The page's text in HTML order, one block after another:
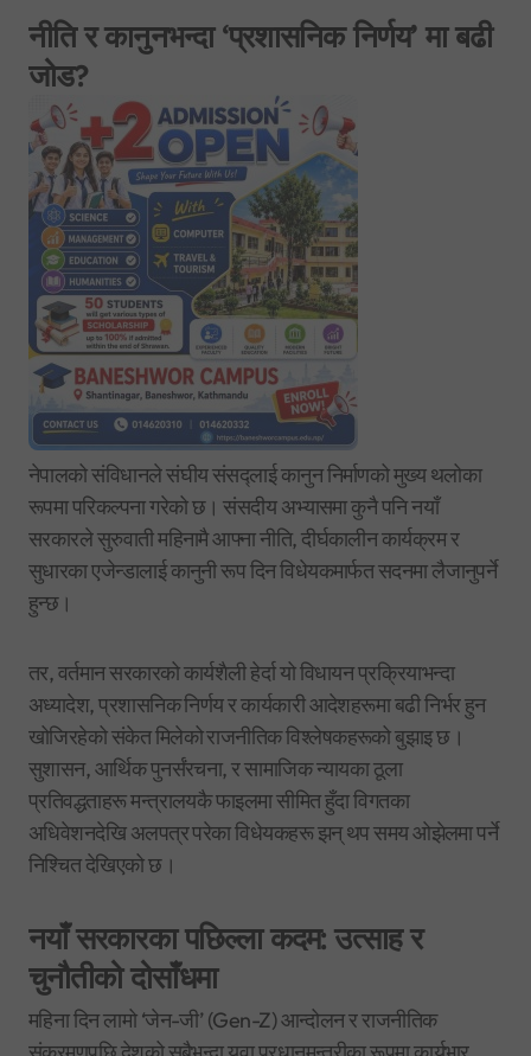
नीति र कानुनभन्दा ‘प्रशासनिक निर्णय’ मा बढी
जोड?
नेपालको संविधानले संघीय संसद्लाई कानुन निर्माणको मुख्य थलोका
रूपमा परिकल्पना गरेको छ। संसदीय अभ्यासमा कुनै पनि नयाँ
सरकारले सुरुवाती महिनामै आफ्ना नीति, दीर्घकालीन कार्यक्रम र
सुधारका एजेन्डालाई कानुनी रूप दिन विधेयकमार्फत सदनमा लैजानुपर्ने
हुन्छ।
तर, वर्तमान सरकारको कार्यशैली हेर्दा यो विधायन प्रक्रियाभन्दा
अध्यादेश, प्रशासनिक निर्णय र कार्यकारी आदेशहरूमा बढी निर्भर हुन
खोजिरहेको संकेत मिलेको राजनीतिक विश्लेषकहरूको बुझाइ छ।
सुशासन, आर्थिक पुनर्संरचना, र सामाजिक न्यायका ठूला
प्रतिवद्धताहरू मन्त्रालयकै फाइलमा सीमित हुँदा विगतका
अधिवेशनदेखि अलपत्र परेका विधेयकहरू झन् थप समय ओझेलमा पर्ने
निश्चित देखिएको छ।
नयाँ सरकारका पछिल्ला कदम: उत्साह र
चुनौतीको दोसाँधमा
महिना दिन लामो ‘जेन-जी’ (Gen-Z) आन्दोलन र राजनीतिक